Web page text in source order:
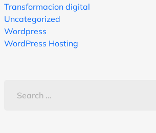
Transformacion digital
Uncategorized
Wordpress
WordPress Hosting